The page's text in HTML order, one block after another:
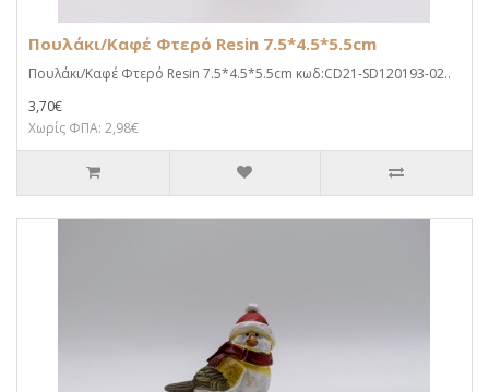
Πουλάκι/Καφέ Φτερό Resin 7.5*4.5*5.5cm
Πουλάκι/Καφέ Φτερό Resin 7.5*4.5*5.5cm κωδ:CD21-SD120193-02..
3,70€
Χωρίς ΦΠΑ: 2,98€